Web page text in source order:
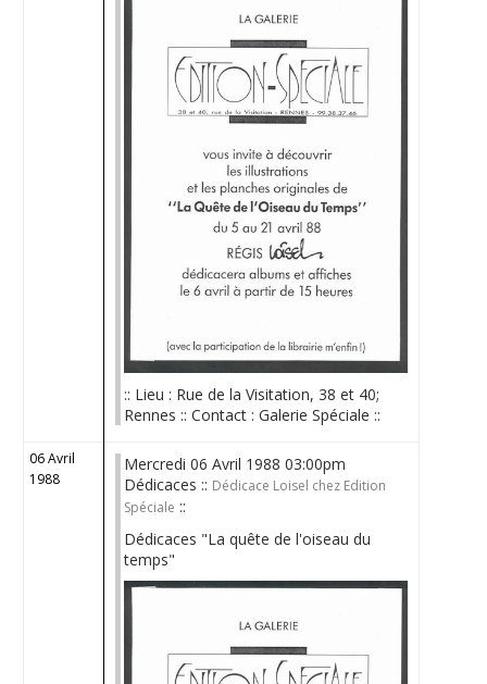
:: Lieu : Rue de la Visitation, 38 et 40;
Rennes :: Contact : Galerie Spéciale ::
06 Avril
1988
Mercredi 06 Avril 1988 03:00pm
Dédicaces :: Dédicace Loisel chez Edition
Spéciale ::
Dédicaces "La quête de l'oiseau du
temps"